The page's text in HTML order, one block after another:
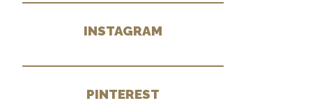
INSTAGRAM
PINTEREST